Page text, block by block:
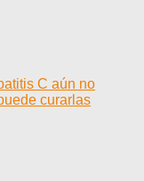
C aún no
curarlas